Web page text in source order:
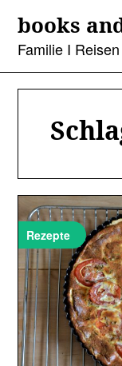
content
books
Familie I
Rezepte